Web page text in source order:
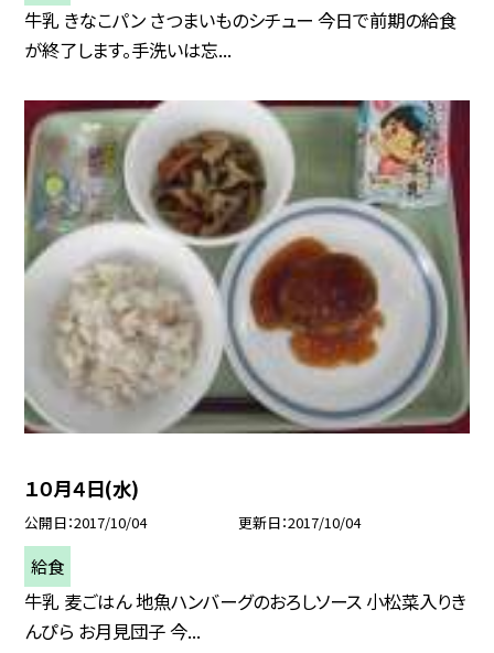
牛乳 きなこパン さつまいものシチュー 今日で前期の給食
が終了します。手洗いは忘...
１０月４日(水)
公開日 2017/10/04 更新日 2017/10/04
給食
牛乳 麦ごはん 地魚ハンバーグのおろしソース 小松菜入りき
んぴら お月見団子 今...